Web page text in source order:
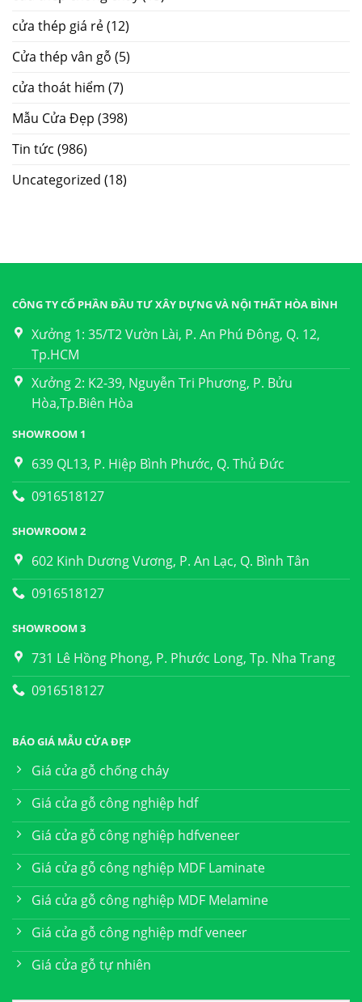
cửa thép giá rẻ(12)
Cửa thép vân gỗ (5)
cửa thoát hiểm (7)
Mẫu Cửa Đẹp (398)
Tin tức (986)
Uncategorized (18)
CÔNG TY CỔ PHẦN ĐẦU TƯ XÂY DỰNG VÀ NỘI THẤT HÒA BÌNH
Xưởng 1: 35/T2 Vườn Lài, P. An Phú Đông, Q. 12,
Tp.HCM
Xưởng 2: K2-39, Nguyễn Tri Phương, P. Bửu
Hòa,Tp.Biên Hòa
SHOWROOM 1
639 QL13, P. Hiệp Bình Phước, Q. Thủ Đức
0916518127
SHOWROOM 2
602 Kinh Dương Vương, P. An Lạc, Q. Bình Tân
0916518127
SHOWROOM 3
731 Lê Hồng Phong, P. Phước Long, Tp. Nha Trang
0916518127
BÁO GIÁ MẪU CỬA ĐẸP
Giá cửa gỗ chống cháy
Giá cửa gỗ công nghiệp hdf
Giá cửa gỗ công nghiệp hdfveneer
Giá cửa gỗ công nghiệp MDF Laminate
Giá cửa gỗ công nghiệp MDF Melamine
Giá cửa gỗ công nghiệp mdf veneer
Giá cửa gỗ tự nhiên